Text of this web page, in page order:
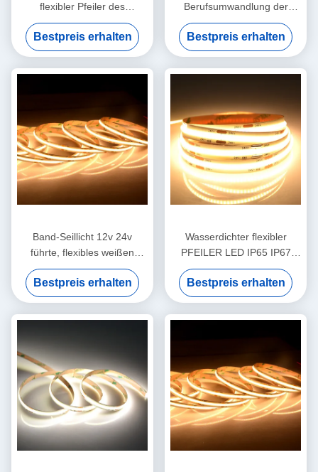
flexibler Pfeiler des
wasserdichten des Band-
Ip65 Licht-führte hellen
Streifen
Bestpreis erhalten
Berufsumwandlung der
fabrikfertigung bunten
flexibles geführtes
Fernsteuerungslicht
Bestpreis erhalten
Band-Seillicht 12v 24v
führte, flexibles weißen
Luxhalbleiterchip-
Uhrkettepfeiler zu biegen
ohne Punkt
Neonbeleuchtung
Bestpreis erhalten
Wasserdichter flexibler
PFEILER LED IP65 IP67
IP68 linearer Streifen
Bestpreis erhalten